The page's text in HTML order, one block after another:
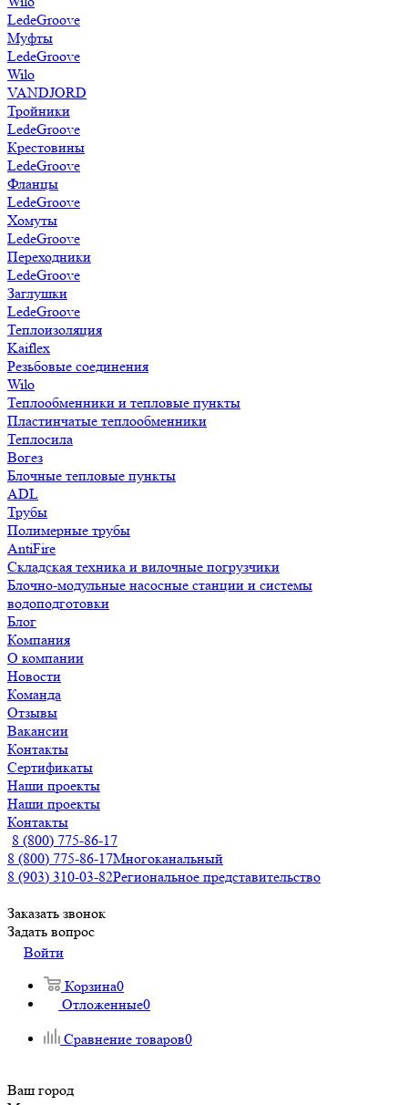
LedeGroove
Муфты
LedeGroove
Wilo
VANDJORD
Тройники
LedeGroove
Крестовины
LedeGroove
Фланцы
LedeGroove
Хомуты
LedeGroove
Переходники
LedeGroove
Заглушки
LedeGroove
Теплоизоляция
Kaiflex
Резьбовые соединения
Wilo
Теплообменники и тепловые пункты
Пластинчатые теплообменники
Теплосила
Вогез
Блочные тепловые пункты
ADL
Трубы
Полимерные трубы
AntiFire
Складская техника и вилочные погрузчики
Блочно-модульные насосные станции и системы
водоподготовки
Блог
Компания
О компании
Новости
Команда
Отзывы
Вакансии
Контакты
Сертификаты
Наши проекты
Наши проекты
Контакты
8 (800) 775-86-17
8 (800) 775-86-17Многоканальный
8 (903) 310-03-82Региональное представительство
Заказать звонок
Задать вопрос
Войти
Корзина0
Отложенные0
Сравнение товаров0
Ваш город